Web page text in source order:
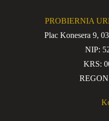
PROBIERNIA
Plac Konesera 9,
NIP:
KRS: